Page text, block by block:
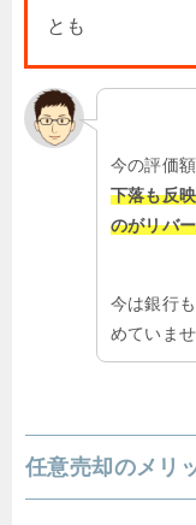
とも
今の評価
下落も反
のがリバ
今は銀行
めていま
任意売却のメリ